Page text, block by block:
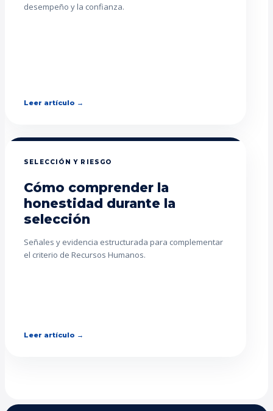
desempeño y la confianza.
Leer artículo →
SELECCIÓN Y RIESGO
Cómo comprender la
honestidad durante la
selección
Señales y evidencia estructurada para complementar
el criterio de Recursos Humanos.
Leer artículo →